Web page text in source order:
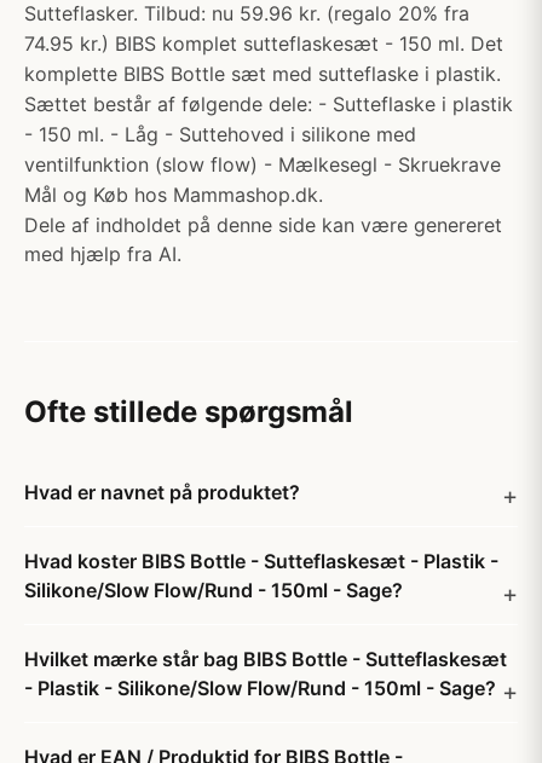
Sutteflasker. Tilbud: nu 59.96 kr. (regalo 20% fra
74.95 kr.) BIBS komplet sutteflaskesæt - 150 ml. Det
komplette BIBS Bottle sæt med sutteflaske i plastik.
Sættet består af følgende dele: - Sutteflaske i plastik
- 150 ml. - Låg - Suttehoved i silikone med
ventilfunktion (slow flow) - Mælkesegl - Skruekrave
Mål og Køb hos Mammashop.dk.
Dele af indholdet på denne side kan være genereret
med hjælp fra AI.
Ofte stillede spørgsmål
Hvad er navnet på produktet?
Hvad koster BIBS Bottle - Sutteflaskesæt - Plastik -
Silikone/Slow Flow/Rund - 150ml - Sage?
Hvilket mærke står bag BIBS Bottle - Sutteflaskesæt
- Plastik - Silikone/Slow Flow/Rund - 150ml - Sage?
Hvad er EAN / Produktid for BIBS Bottle -